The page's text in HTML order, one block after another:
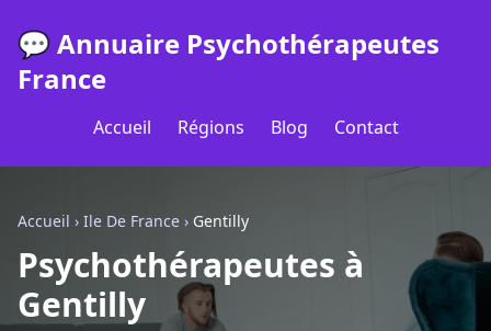
💬 Annuaire Psychothérapeutes
France
Accueil Régions Blog Contact
Accueil › Ile De France › Gentilly
Psychothérapeutes à
Gentilly